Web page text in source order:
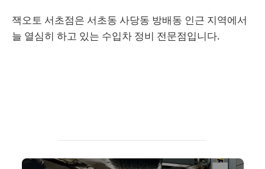
잭오토 서초점은 서초동 사당동 방배동 인근 지역에서
늘 열심히 하고 있는 수입차 정비 전문점입니다.